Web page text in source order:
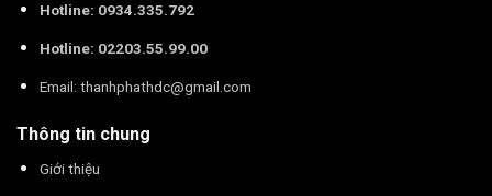
Hotline: 0934.335.792
Hotline: 02203.55.99.00
Email: thanhphathdc@gmail.com
Thông tin chung
Giới thiệu